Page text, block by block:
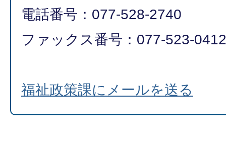
電話番号：077-528-2740
ファックス番号：077-523-0412
福祉政策課にメールを送る